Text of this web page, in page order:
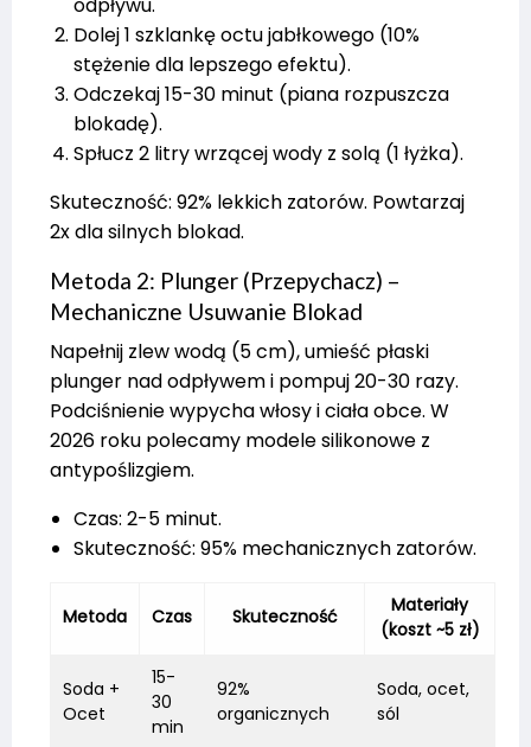
Dolej 1 szklankę octu jabłkowego (10%
stężenie dla lepszego efektu).
Odczekaj 15-30 minut (piana rozpuszcza
blokadę).
Spłucz 2 litry wrzącej wody z solą (1 łyżka).
Skuteczność: 92% lekkich zatorów. Powtarzaj
2x dla silnych blokad.
Metoda 2: Plunger (Przepychacz) –
Mechaniczne Usuwanie Blokad
Napełnij zlew wodą (5 cm), umieść płaski
plunger nad odpływem i pompuj 20-30 razy.
Podciśnienie wypycha włosy i ciała obce. W
2026 roku polecamy modele silikonowe z
antypoślizgiem.
Czas: 2-5 minut.
Skuteczność: 95% mechanicznych zatorów.
Metoda Czas Skuteczność
Materiały
(koszt ~5 zł)
Soda +
Ocet
15-
30
min
92%
organicznych
Soda, ocet,
sól